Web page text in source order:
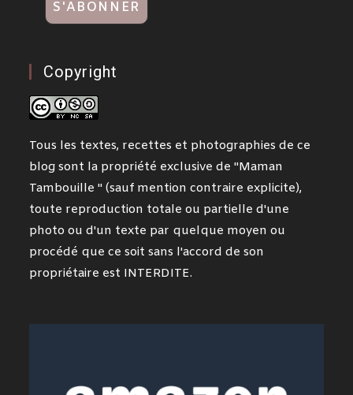
Copyright
Tous les textes, recettes et photographies de ce
blog sont la propriété exclusive de "Maman
Tambouille " (sauf mention contraire explicite),
toute reproduction totale ou partielle d'une
photo ou d'un texte par quelque moyen ou
procédé que ce soit sans l'accord de son
propriétaire est INTERDITE.